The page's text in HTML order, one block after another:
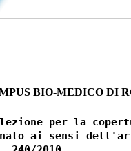
BIO-MEDICO DI
per la
ai sensi